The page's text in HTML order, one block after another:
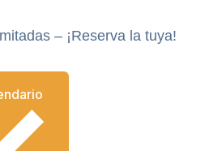
– ¡Reserva la tuya!